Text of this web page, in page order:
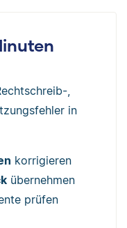
,
in
korrigieren
übernehmen
prüfen